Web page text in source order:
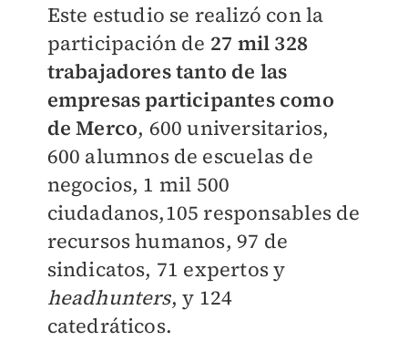
Este estudio se realizó con la
participación de 27 mil 328
trabajadores tanto de las
empresas participantes como
de Merco, 600 universitarios,
600 alumnos de escuelas de
negocios, 1 mil 500
ciudadanos,105 responsables de
recursos humanos, 97 de
sindicatos, 71 expertos y
headhunters, y 124
catedráticos.